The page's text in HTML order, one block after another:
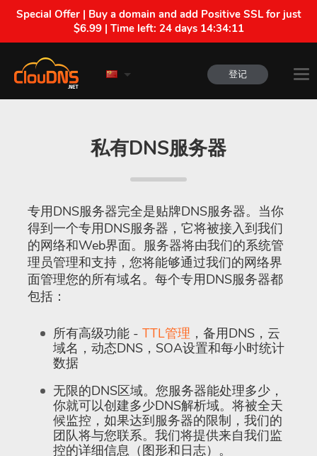
Special Offer | Buy a domain and add Positive SSL for just
$6.99 | Time left: 24 days 14:34:11
登记
私有DNS服务器
专用DNS服务器完全是贴牌DNS服务器。当你
得到一个专用DNS服务器，它将被接入到我们
的网络和Web界面。服务器将由我们的系统管
理员管理和支持，您将能够通过我们的网络界
面管理您的所有域名。每个专用DNS服务器都
包括：
所有高级功能 - TTL管理 ，备用DNS，云
域名，动态DNS，SOA设置和每小时统计
数据
无限的DNS区域。您服务器能处理多少，
你就可以创建多少DNS解析域。将被全天
候监控，如果达到服务器的限制，我们的
团队将与您联系。我们将提供来自我们监
控的详细信息（图形和日志）。